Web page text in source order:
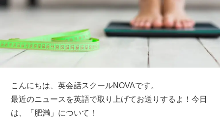
こんにちは、英会話スクールNOVAです。
最近のニュースを英語で取り上げてお送りするよ！今日
は、「肥満」について！